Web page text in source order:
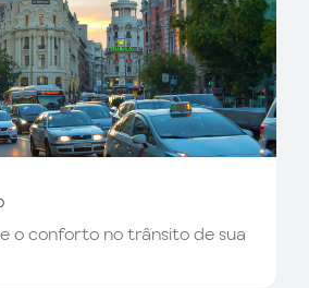
o conforto no trânsito de sua